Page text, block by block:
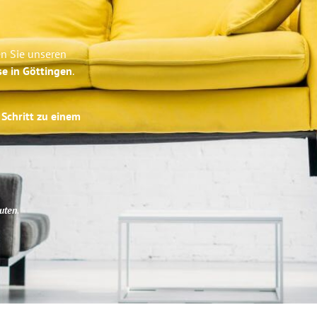
Sie unseren
in Göttingen.
zu einem
.